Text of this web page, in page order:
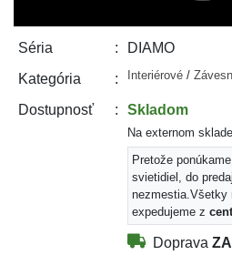
Séria DIAMO
Kategória Interiérové /
Dostupnosť Skladom
Na externom
Pretože
svietidiel, do
nezmestia. Všetky
expedujeme z
Doprava